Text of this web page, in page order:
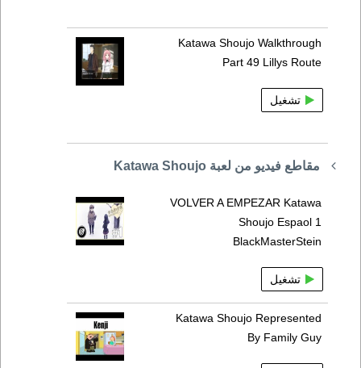
Katawa Shoujo Walkthrough
Part 49 Lillys Route
تشغيل
مقاطع فيديو من لعبة Katawa Shoujo
VOLVER A EMPEZAR Katawa
Shoujo Espaol 1
BlackMasterStein
تشغيل
Katawa Shoujo Represented
By Family Guy